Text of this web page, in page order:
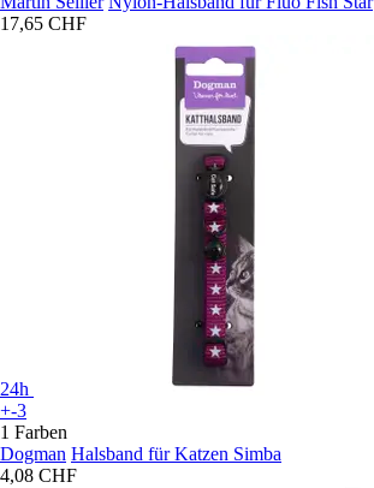
17,65 CHF
24h
+-3
1 Farben
Dogman Halsband für Katzen Simba
4,08 CHF